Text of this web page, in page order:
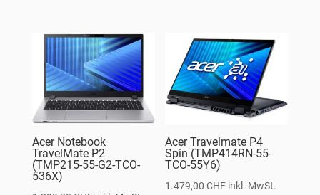
Acer Notebook
TravelMate P2
(TMP215-55-G2-TCO-
536X)
Acer Travelmate P4
Spin (TMP414RN-55-
TCO-55Y6)
1.479,00CHF inkl. MwSt.